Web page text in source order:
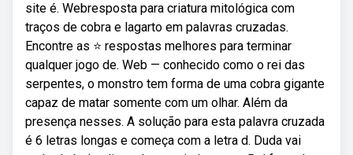
site é. Webresposta para criatura mitológica com
traços de cobra e lagarto em palavras cruzadas.
Encontre as ⭐ respostas melhores para terminar
qualquer jogo de. Web — conhecido como o rei das
serpentes, o monstro tem forma de uma cobra gigante
capaz de matar somente com um olhar. Além da
presença nesses. A solução para esta palavra cruzada
é 6 letras longas e começa com a letra d. Duda vai